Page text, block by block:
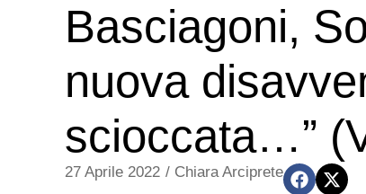
Basciagoni,
nuova
scioccata…”
27 Aprile 2022 / Chiara Arciprete